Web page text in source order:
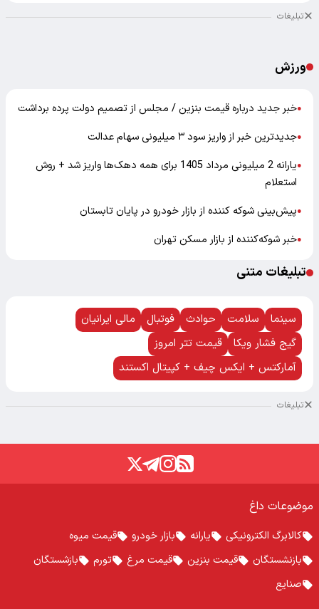
تبلیغات
ورزش
●خبر جدید درباره قیمت بنزین / مجلس از تصمیم دولت پرده برداشت
●جدیدترین خبر از واریز سود ۳ میلیونی سهام عدالت
●
یارانه 2 میلیونی مرداد 1405 برای همه دهک‌ها واریز شد + روش
استعلام
●پیش‌بینی شوکه کننده از بازار خودرو در پایان تابستان
●خبر شوکه‌کننده از بازار مسکن تهران
تبلیغات متنی
سینما سلامت حوادث فوتبال
مالی ایرانیان
گیج فشار ویکا
قیمت تتر امروز
آمارکتس + ایکس چیف + کپیتال اکستند
تبلیغات
موضوعات داغ
کالابرگ الکترونیکی یارانه بازار خودرو
قیمت میوه
بازنشستگان
قیمت بنزین قیمت مرغ تورم
بازشستگان
صنایع